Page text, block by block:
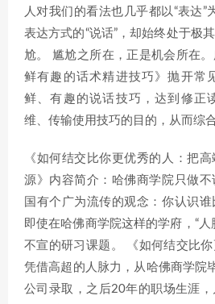
人对我们的看法也几乎都以“表达”
表达方式的“说话”，却始终处于极
尬。 尴尬之所在，正是机会所在
鲜有趣的话术精进技巧》抛开常
鲜、有趣的说话技巧，达到修正
维、传输使用技巧的目的，从而综
《如何结交比你更优秀的人：把
源》内容简介：哈佛商学院只做
国有个广为流传的观念：你认识谁
即使在哈佛商学院这样的学府，“人
不宣的研习课题。 《如何结交比
凭借高超的人脉力，从哈佛商学院
公司录取，之后20年的职场生涯